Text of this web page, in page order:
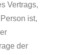
Vertrags,
ist,
der